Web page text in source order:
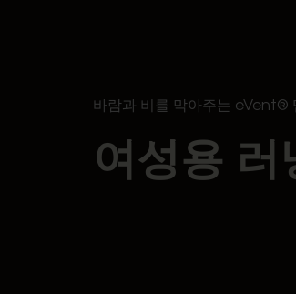
바람과 비를 막아주는 eVent®
여성용